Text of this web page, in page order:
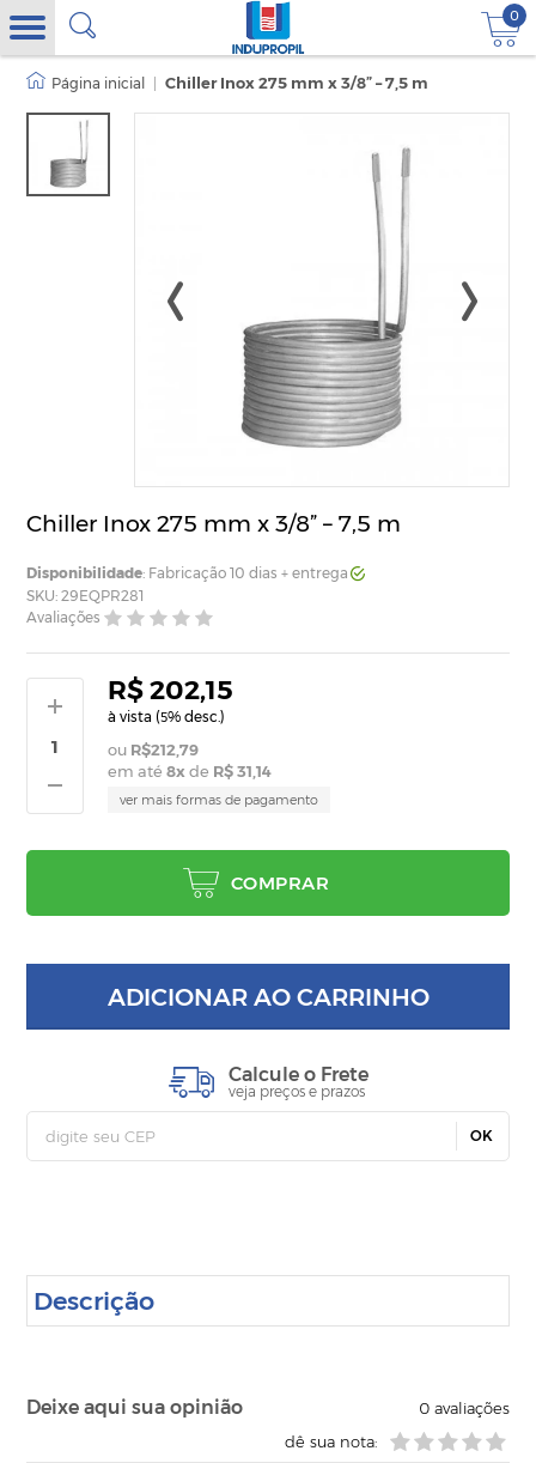
0
Chiller Inox 275 mm x 3/8” – 7,5 m
Chiller Inox 275 mm x 3/8” – 7,5 m
Disponibilidade: Fabricação 10 dias + entrega
SKU: 29EQPR281
Avaliações
R$ 202,15
à vista (5% desc.)
R$212,79
em até8x de R$ 31,14
ver mais formas de pagamento
COMPRAR
ADICIONAR AO CARRINHO
Calcule o Frete
veja preços e prazos
OK
Descrição
Deixe aqui sua opinião 0avaliações
dê sua nota: